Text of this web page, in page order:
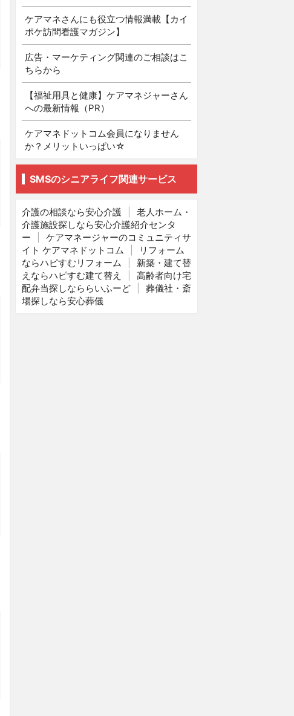
ケアマネさんにも役立つ情報満載【カイ
ポケ訪問看護マガジン】
広告・マーケティング関連のご相談はこ
ちらから
【福祉用具と健康】ケアマネジャーさん
への最新情報（PR）
ケアマネドットコム会員になりません
か？メリットいっぱい☆
SMSのシニアライフ関連サービス
介護の相談なら安心介護
老人ホーム・
介護施設探しなら安心介護紹介センタ
ー
ケアマネージャーのコミュニティサ
イト ケアマネドットコム
リフォーム
ならハピすむリフォーム
新築・建て替
えならハピすむ建て替え
高齢者向け宅
配弁当探しなららいふーど
葬儀社・斎
場探しなら安心葬儀